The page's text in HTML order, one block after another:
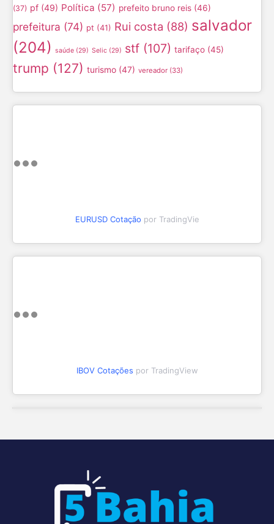
(37) pf (49) Política (57) prefeito bruno reis (46)
prefeitura (74) pt (41) Rui costa (88) salvador
(204) saúde (29) Selic (29) stf (107) tarifaço (45)
trump (127) turismo (47) vereador (33)
EURUSD Cotação por TradingVie
IBOV Cotações por TradingView